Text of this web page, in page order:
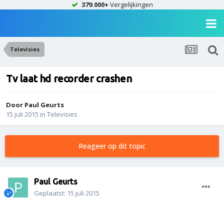
379.000+ Vergelijkingen
Televisies
Tv laat hd recorder crashen
Door Paul Geurts
15 juli 2015 in Televisies
Reageer op dit topic
Paul Geurts
Geplaatst: 15 juli 2015